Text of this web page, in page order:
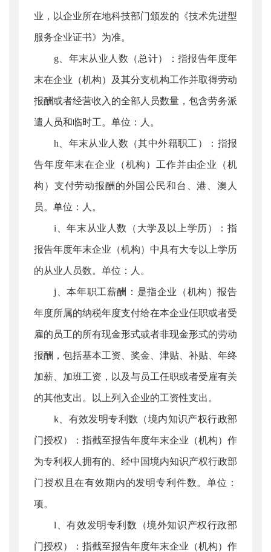
业，以企业所在地科技部门颁发的《技术先进型
服务企业证书》为准。
g、年末从业人数（总计）：指报告年度年
末在企业（机构）及其分支机构工作并取得劳动
报酬或者经营收入的全部人员数量，包含劳务派
遣人员和临时工。单位：人。
h、年末从业人数（其中外籍职工）：指报
告年度年末在企业（机构）工作并由企业（机
构）支付劳动报酬的外国公民和台、港、澳人
员。单位：人。
i、年末从业人数（大学及以上学历）：指
报告年度年末企业（机构）中具有大专以上学历
的从业人员数。单位：人。
j、本年职工薪酬：是指企业（机构）报告
年度所属的纳税年度支付给在本企业任职或者受
雇的员工的所有现金形式或者非现金形式的劳动
报酬，包括基本工资、奖金、津贴、补贴、年终
加薪、加班工资，以及与员工任职或者受雇有关
的其他支出。以上列入企业的工资性支出。
k、有效发明专利数（境内知识产权行政部
门授权）：指截至报告年度年末企业（机构）作
为专利权人拥有的、经中国境内知识产权行政部
门授权且在有效期内的发明专利件数。单位：
项。
l、有效发明专利数（境外知识产权行政部
门授权）：指截至报告年度年末企业（机构）作